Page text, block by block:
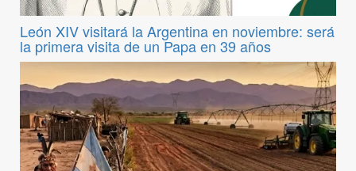
León XIV visitará la Argentina en noviembre: será
la primera visita de un Papa en 39 años